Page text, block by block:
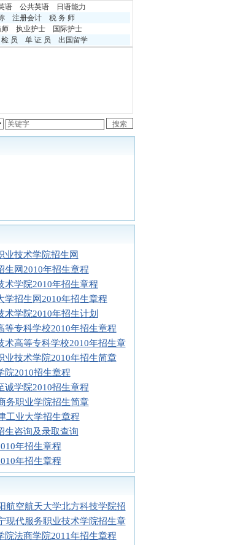
语 公共英语
日语能力
注册会计
税 务 师
执业护士
国际护士
员 单 证 员 出国留学
业技术学院招生网
生网2010年招生章程
术学院2010年招生章程
学招生网2010年招生章程
术学院2010年招生计划
等专科学校2010年招生章程
术高等专科学校2010年招生章
业技术学院2010年招生简章
院2010招生章程
诚学院2010招生章程
务职业学院招生简章
工业大学招生章程
生咨询及录取查询
年招生章程
年招生章程
航空航天大学北方科技学院招
现代服务职业技术学院招生章
院法商学院2011年招生章程